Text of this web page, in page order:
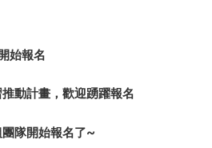
始報名
動計畫，歡迎踴躍報名
隊開始報名了~